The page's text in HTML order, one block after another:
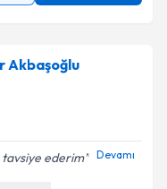
Akbaşoğlu
tavsiye ederim Devamı